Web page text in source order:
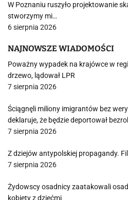
W Poznaniu ruszyło projektowanie
stworzymy mi…
6 sierpnia 2026
NAJNOWSZE WIADOMOŚCI
Poważny wypadek na krajówce w
drzewo, lądował LPR
7 sierpnia 2026
Ściągnęli miliony imigrantów bez
deklaruje, że będzie deportował
7 sierpnia 2026
Z dziejów antypolskiej propagandy.
7 sierpnia 2026
Żydowscy osadnicy zaatakowali
kobiety z dziećmi